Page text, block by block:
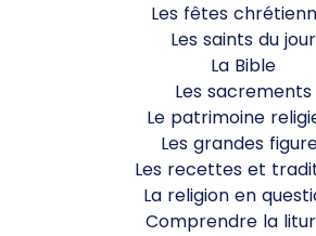
Les fêtes
Les saints du jour
La Bible
Les sacrements
Le patrimoine
Les grandes
Les recettes et
La religion en
Comprendre la